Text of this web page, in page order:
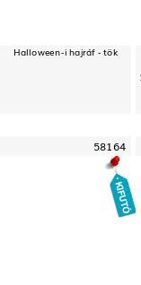
Halloween-i hajráf - tök
58164